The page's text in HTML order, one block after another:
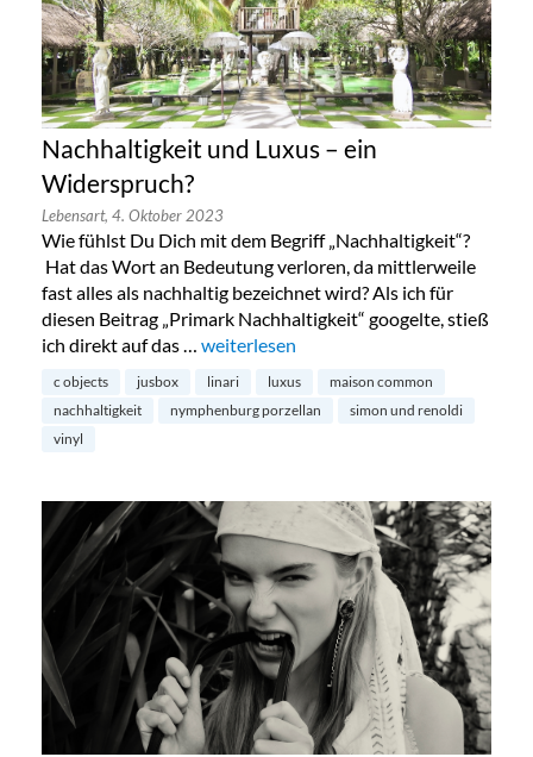
Nachhaltigkeit und Luxus – ein
Widerspruch?
Lebensart, 4. Oktober 2023
Wie fühlst Du Dich mit dem Begriff „Nachhaltigkeit“?
Hat das Wort an Bedeutung verloren, da mittlerweile
fast alles als nachhaltig bezeichnet wird? Als ich für
diesen Beitrag „Primark Nachhaltigkeit“ googelte, stieß
ich direkt auf das … „Nachhaltigkeit und Luxus – ein
weiterlesen
c objects jusbox linari luxus
maison common
nachhaltigkeit
nymphenburg porzellan
simon und renoldi
vinyl